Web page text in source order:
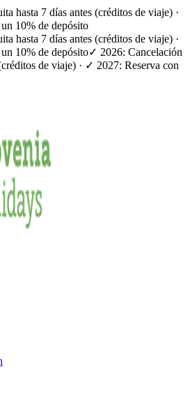
hasta 7 días antes (créditos de viaje) ·
10% de depósito
hasta 7 días antes (créditos de viaje) ·
10% de depósito✓ 2026: Cancelación
de viaje) · ✓ 2027: Reserva con